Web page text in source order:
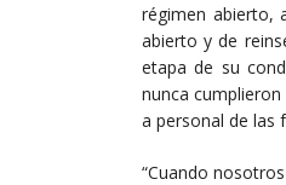
régimen abierto,
abierto y de
etapa de su
nunca
a personal de las
“Cuando